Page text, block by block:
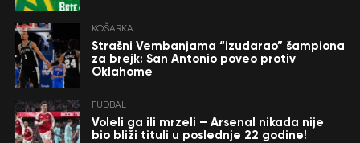
KOŠARKA
Strašni Vembanjama “izudarao” šampiona
za brejk: San Antonio poveo protiv
Oklahome
FUDBAL
Voleli ga ili mrzeli – Arsenal nikada nije
bio bliži tituli u poslednje 22 godine!